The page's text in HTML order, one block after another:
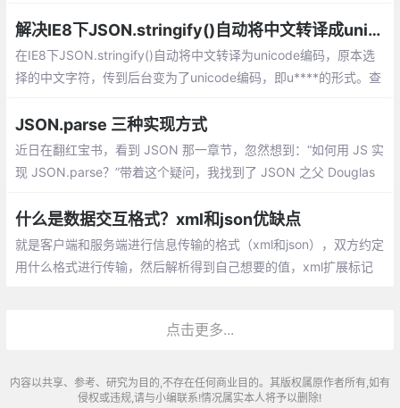
解决IE8下JSON.stringify()自动将中文转译成unicode的方法
在IE8下JSON.stringify()自动将中文转译为unicode编码，原本选
择的中文字符，传到后台变为了unicode编码，即u****的形式。查
stringify()会自动将编码从utf-8转为unicode编码，导致出现这种类
似于乱码的情况。
JSON.parse 三种实现方式
近日在翻红宝书，看到 JSON 那一章节，忽然想到：“如何用 JS 实
现 JSON.parse？”带着这个疑问，我找到了 JSON 之父 Douglas
来分析。
什么是数据交互格式？xml和json优缺点
就是客户端和服务端进行信息传输的格式（xml和json），双方约定
用什么格式进行传输，然后解析得到自己想要的值，xml扩展标记
点击更多...
内容以共享、参考、研究为目的,不存在任何商业目的。其版权属原作者所有,如有
侵权或违规,请与小编联系!情况属实本人将予以删除!